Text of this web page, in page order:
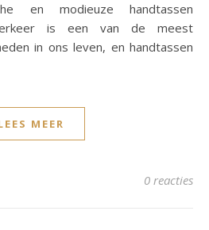
en modieuze handtassen
is een van de meest
in ons leven, en handtassen
MEER
0 reacties